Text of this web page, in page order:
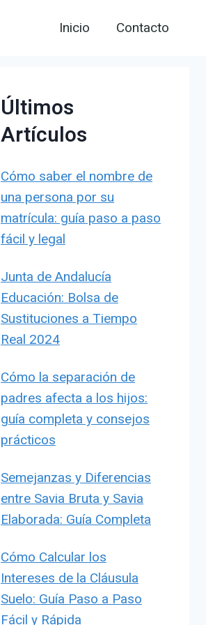
Inicio Contacto
Últimos
Artículos
Cómo saber el nombre de
una persona por su
matrícula: guía paso a paso
fácil y legal
Junta de Andalucía
Educación: Bolsa de
Sustituciones a Tiempo
Real 2024
Cómo la separación de
padres afecta a los hijos:
guía completa y consejos
prácticos
Semejanzas y Diferencias
entre Savia Bruta y Savia
Elaborada: Guía Completa
Cómo Calcular los
Intereses de la Cláusula
Suelo: Guía Paso a Paso
Fácil y Rápida